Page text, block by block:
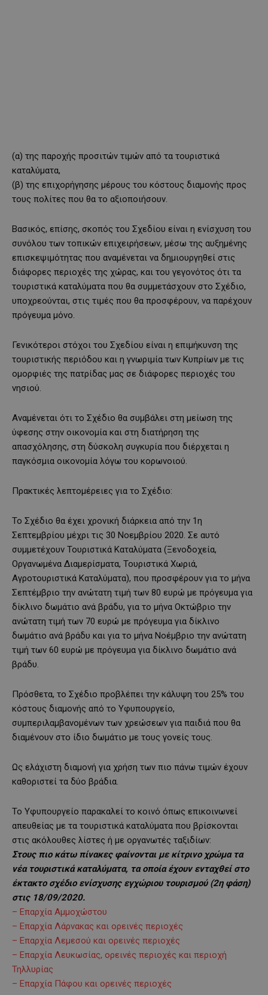
(α) της παροχής προσιτών τιμών από τα τουριστικά
καταλύματα,
(β) της επιχορήγησης μέρους του κόστους διαμονής προς
τους πολίτες που θα το αξιοποιήσουν.
Βασικός, επίσης, σκοπός του Σχεδίου είναι η ενίσχυση του
συνόλου των τοπικών επιχειρήσεων, μέσω της αυξημένης
επισκεψιμότητας που αναμένεται να δημιουργηθεί στις
διάφορες περιοχές της χώρας, και του γεγονότος ότι τα
τουριστικά καταλύματα που θα συμμετάσχουν στο Σχέδιο,
υποχρεούνται, στις τιμές που θα προσφέρουν, να παρέχουν
πρόγευμα μόνο.
Γενικότεροι στόχοι του Σχεδίου είναι η επιμήκυνση της
τουριστικής περιόδου και η γνωριμία των Κυπρίων με τις
ομορφιές της πατρίδας μας σε διάφορες περιοχές του
νησιού.
Αναμένεται ότι το Σχέδιο θα συμβάλει στη μείωση της
ύφεσης στην οικονομία και στη διατήρηση της
απασχόλησης, στη δύσκολη συγκυρία που διέρχεται η
παγκόσμια οικονομία λόγω του κορωνοιού.
Πρακτικές λεπτομέρειες για το Σχέδιο:
Το Σχέδιο θα έχει χρονική διάρκεια από την 1η
Σεπτεμβρίου μέχρι τις 30 Νοεμβρίου 2020. Σε αυτό
συμμετέχουν Τουριστικά Καταλύματα (Ξενοδοχεία,
Οργανωμένα Διαμερίσματα, Τουριστικά Χωριά,
Αγροτουριστικά Καταλύματα), που προσφέρουν για το μήνα
Σεπτέμβριο την ανώτατη τιμή των 80 ευρώ με πρόγευμα για
δίκλινο δωμάτιο ανά βράδυ, για το μήνα Οκτώβριο την
ανώτατη τιμή των 70 ευρώ με πρόγευμα για δίκλινο
δωμάτιο ανά βράδυ και για το μήνα Νοέμβριο την ανώτατη
τιμή των 60 ευρώ με πρόγευμα για δίκλινο δωμάτιο ανά
βράδυ.
Πρόσθετα, το Σχέδιο προβλέπει την κάλυψη του 25% του
κόστους διαμονής από το Υφυπουργείο,
συμπεριλαμβανομένων των χρεώσεων για παιδιά που θα
διαμένουν στο ίδιο δωμάτιο με τους γονείς τους.
Ως ελάχιστη διαμονή για χρήση των πιο πάνω τιμών έχουν
καθοριστεί τα δύο βράδια.
Το Υφυπουργείο παρακαλεί το κοινό όπως επικοινωνεί
απευθείας με τα τουριστικά καταλύματα που βρίσκονται
στις ακόλουθες λίστες ή με οργανωτές ταξιδίων:
Στους πιο κάτω πίνακες φαίνονται με κίτρινο χρώμα τα
νέα τουριστικά καταλύματα, τα οποία έχουν ενταχθεί στο
έκτακτο σχέδιο ενίσχυσης εγχώριου τουρισμού (2η φάση)
στις 18/09/2020.
– Επαρχία Αμμοχώστου
– Επαρχία Λάρνακας και ορεινές περιοχές
– Επαρχία Λεμεσού και ορεινές περιοχές
– Επαρχία Λευκωσίας, ορεινές περιοχές και περιοχή
Τηλλυρίας
– Επαρχία Πάφου και ορεινές περιοχές